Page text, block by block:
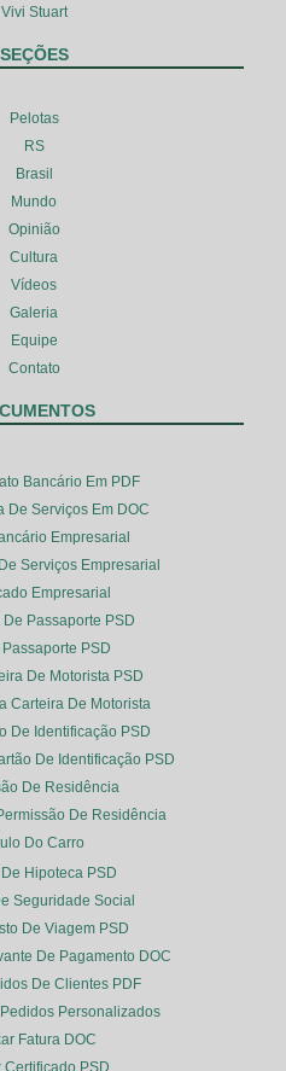
Vivi Stuart
SEÇÕES
Pelotas
RS
Brasil
Mundo
Opinião
Cultura
Vídeos
Galeria
Equipe
Contato
Bancário Em PDF
De Serviços Em DOC
Empresarial
Serviços Empresarial
Empresarial
De Passaporte PSD
Passaporte PSD
De Motorista PSD
Carteira De Motorista
De Identificação PSD
De Identificação PSD
De Residência
De Residência
Do Carro
De Hipoteca PSD
Seguridade Social
De Viagem PSD
De Pagamento DOC
De Clientes PDF
Personalizados
Fatura DOC